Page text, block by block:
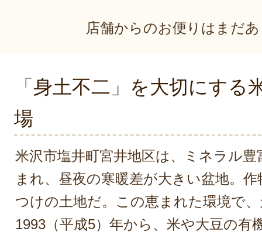
店舗からのお便りはまだ
「身土不二」を大切にする
場
米沢市塩井町宮井地区は、ミネラル
まれ、昼夜の寒暖差が大きい盆地。
つけの土地だ。この恵まれた環境で
1993（平成5）年から、米や大豆の有